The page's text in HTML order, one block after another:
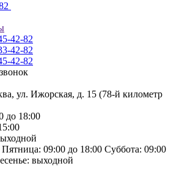
42-82
42-82
42-82
ул. Ижорская, д. 15 (78-й километр
до 18:00
09:00 до 18:00 Суббота: 09:00
выходной